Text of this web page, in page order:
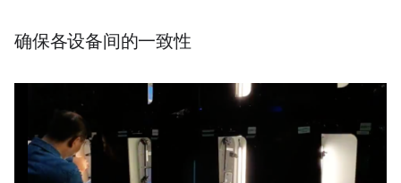
确保各设备间的一致性